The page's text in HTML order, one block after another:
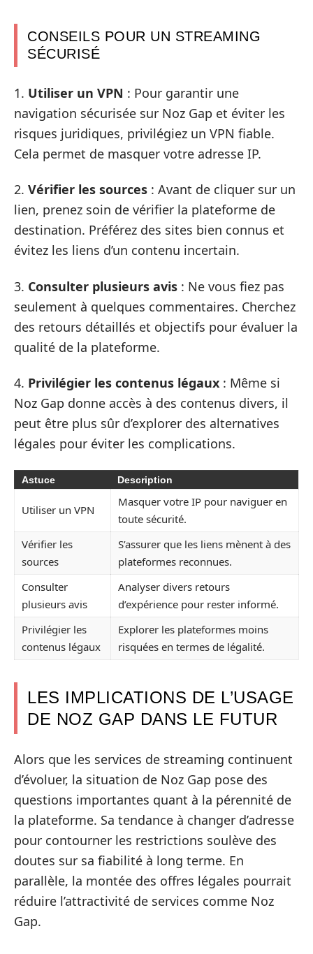
CONSEILS POUR UN STREAMING
SÉCURISÉ
1. Utiliser un VPN : Pour garantir une
navigation sécurisée sur Noz Gap et éviter les
risques juridiques, privilégiez un VPN fiable.
Cela permet de masquer votre adresse IP.
2. Vérifier les sources : Avant de cliquer sur un
lien, prenez soin de vérifier la plateforme de
destination. Préférez des sites bien connus et
évitez les liens d’un contenu incertain.
3. Consulter plusieurs avis : Ne vous fiez pas
seulement à quelques commentaires. Cherchez
des retours détaillés et objectifs pour évaluer la
qualité de la plateforme.
4. Privilégier les contenus légaux : Même si
Noz Gap donne accès à des contenus divers, il
peut être plus sûr d’explorer des alternatives
légales pour éviter les complications.
Astuce Description
Utiliser un VPN
Masquer votre IP pour naviguer en
toute sécurité.
Vérifier les
sources
S’assurer que les liens mènent à des
plateformes reconnues.
Consulter
plusieurs avis
Analyser divers retours
d’expérience pour rester informé.
Privilégier les
contenus légaux
Explorer les plateformes moins
risquées en termes de légalité.
LES IMPLICATIONS DE L’USAGE
DE NOZ GAP DANS LE FUTUR
Alors que les services de streaming continuent
d’évoluer, la situation de Noz Gap pose des
questions importantes quant à la pérennité de
la plateforme. Sa tendance à changer d’adresse
pour contourner les restrictions soulève des
doutes sur sa fiabilité à long terme. En
parallèle, la montée des offres légales pourrait
réduire l’attractivité de services comme Noz
Gap.